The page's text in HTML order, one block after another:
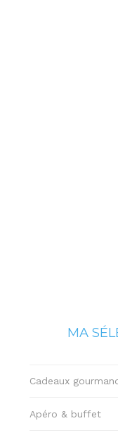
MA
Cadeaux
Apéro & buffet